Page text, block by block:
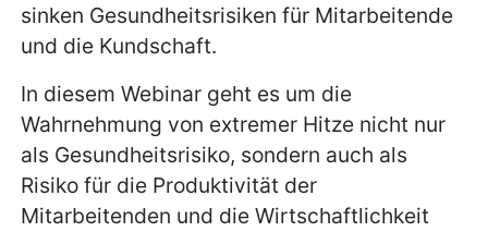
sinken Gesundheitsrisiken für Mitarbeitende
und die Kundschaft.
In diesem Webinar geht es um die
Wahrnehmung von extremer Hitze nicht nur
als Gesundheitsrisiko, sondern auch als
Risiko für die Produktivität der
Mitarbeitenden und die Wirtschaftlichkeit